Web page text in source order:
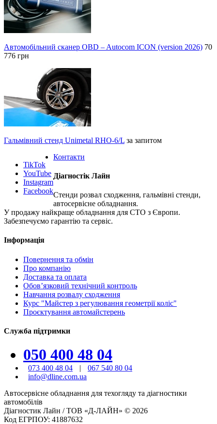
Автомобільний сканер OBD – Autocom ICON (version 2026) 70
776 грн
Гальмівний стенд Unimetal RHO-6/L за запитом
TikTok
YouTube
Instagram
Facebook
Контакти
Діагностік Лайн
Стенди розвал сходження, гальмівні стенди,
автосервісне обладнання.
У продажу найкраще обладнання для СТО з Європи.
Забезпечуємо гарантію та сервіс.
Інформація
Повернення та обмін
Про компанію
Доставка та оплата
Обов’язковий технічний контроль
Навчання розвалу сходження
Курс "Майстер з регулювання геометрії коліс"
Проєктування автомайстерень
Служба підтримки
050 400 48 04
073 400 48 04 |
067 540 80 04
info@dline.com.ua
Автосервісне обладнання для техогляду та діагностики
автомобілів
Діагностик Лайн / ТОВ «Д-ЛАЙН» © 2026
Код ЕГРПОУ: 41887632